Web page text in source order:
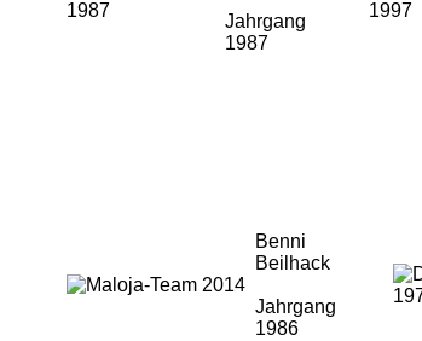
Jahrgang
1987
Benni
Beilhack
Jahrgang
1986